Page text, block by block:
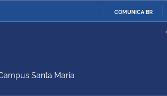
COMUNICA BR
e
Ministério da Defesa
Santa Maria